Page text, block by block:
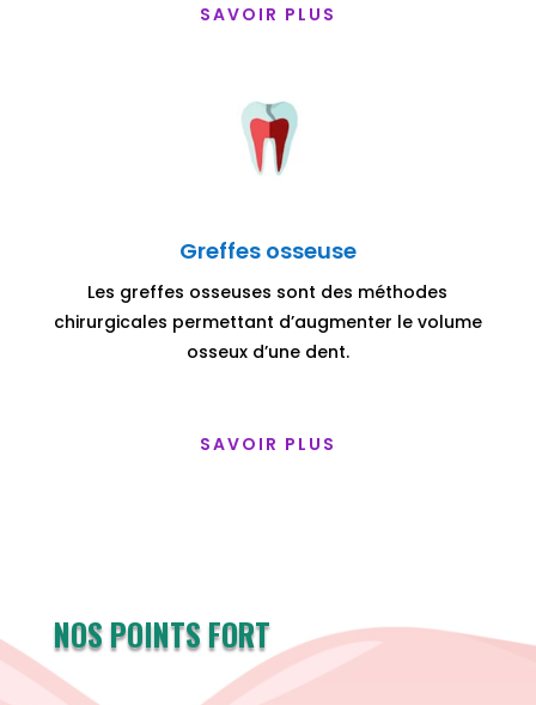
SAVOIR PLUS
Greffes osseuse
Les greffes osseuses sont des méthodes
chirurgicales permettant d’augmenter le volume
osseux d’une dent.
SAVOIR PLUS
NOS POINTS FORT